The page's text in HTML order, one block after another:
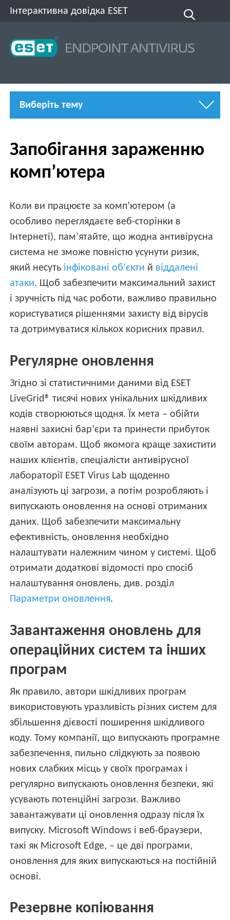
Інтерактивна довідка ESET
Виберіть тему
Запобігання зараженню
комп’ютера
Коли ви працюєте за комп’ютером (а
особливо переглядаєте веб-сторінки в
Інтернеті), пам’ятайте, що жодна антивірусна
система не зможе повністю усунути ризик,
який несуть інфіковані об’єкти й віддалені
атаки. Щоб забезпечити максимальний захист
і зручність під час роботи, важливо правильно
користуватися рішеннями захисту від вірусів
та дотримуватися кількох корисних правил.
Регулярне оновлення
Згідно зі статистичними даними від ESET
LiveGrid® тисячі нових унікальних шкідливих
кодів створюються щодня. Їх мета – обійти
наявні захисні бар’єри та принести прибуток
своїм авторам. Щоб якомога краще захистити
наших клієнтів, спеціалісти антивірусної
лабораторії ESET Virus Lab щоденно
аналізують ці загрози, а потім розробляють і
випускають оновлення на основі отриманих
даних. Щоб забезпечити максимальну
ефективність, оновлення необхідно
налаштувати належним чином у системі. Щоб
отримати додаткові відомості про спосіб
налаштування оновлень, див. розділ
Параметри оновлення.
Завантаження оновлень для
операційних систем та інших
програм
Як правило, автори шкідливих програм
використовують уразливість різних систем для
збільшення дієвості поширення шкідливого
коду. Тому компанії, що випускають програмне
забезпечення, пильно слідкують за появою
нових слабких місць у своїх програмах і
регулярно випускають оновлення безпеки, які
усувають потенційні загрози. Важливо
завантажувати ці оновлення одразу після їх
випуску. Microsoft Windows і веб-браузери,
такі як Microsoft Edge, – це дві програми,
оновлення для яких випускаються на постійній
основі.
Резервне копіювання